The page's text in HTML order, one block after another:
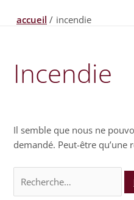
accueil incendie
Incendie
Il semble que nous ne
demandé. Peut-être qu’une